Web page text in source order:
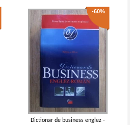
-60%
Dictionar de business englez -